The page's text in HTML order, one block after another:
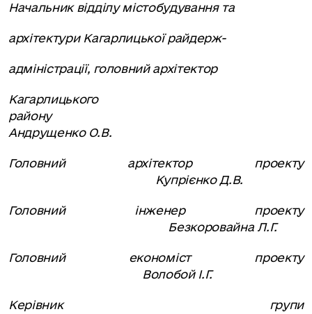
Начальник відділу містобудування та
архітектури Кагарлицької райдерж-
адміністрації, головний архітектор
Кагарлицького
району
Андрущенко О.В.
Головний архітектор проекту
Купрієнко Д.В.
Головний інженер проекту
Безкоровайна Л.Г.
Головний економіст проекту
Волобой І.Г.
Керівник групи